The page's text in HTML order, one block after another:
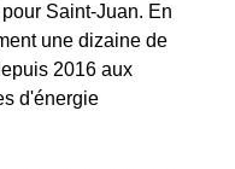
Saint-Juan. En
une dizaine de
2016 aux
d'énergie